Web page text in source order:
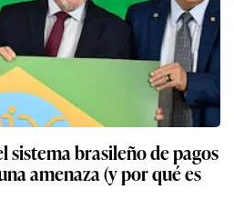
sistema brasileño de pagos
amenaza (y por qué es